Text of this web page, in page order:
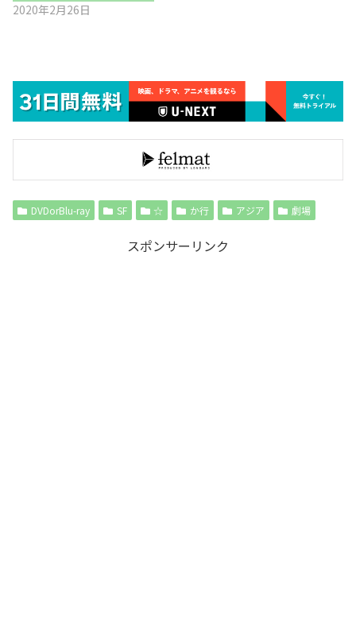
2020年2月26日
DVDorBlu-ray SF ☆ か行 アジア 劇場
スポンサーリンク